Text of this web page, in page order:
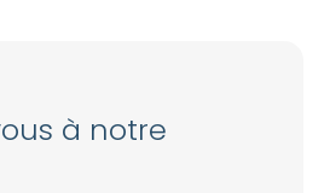
à notre